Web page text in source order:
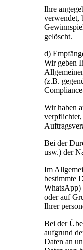
Ihre
verwendet,
gelöscht.
d)
Wir geben
(z.B.
Wir haben
verpflichtet,
Bei der
usw.) der
Im
bestimmte
WhatsApp)
oder auf
Ihrer
Bei der
aufgrund
Daten an